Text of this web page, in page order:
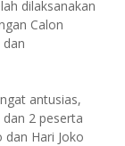
dilaksanakan
Calon
antusias,
2 peserta
Hari Joko